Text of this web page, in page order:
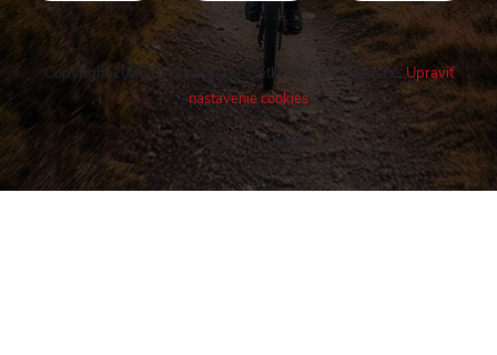
Vytvoril Shoptet
Copyright 2026 Cykloshop.sk. Všetky práva vyhradené.Upraviť
nastavenie cookies